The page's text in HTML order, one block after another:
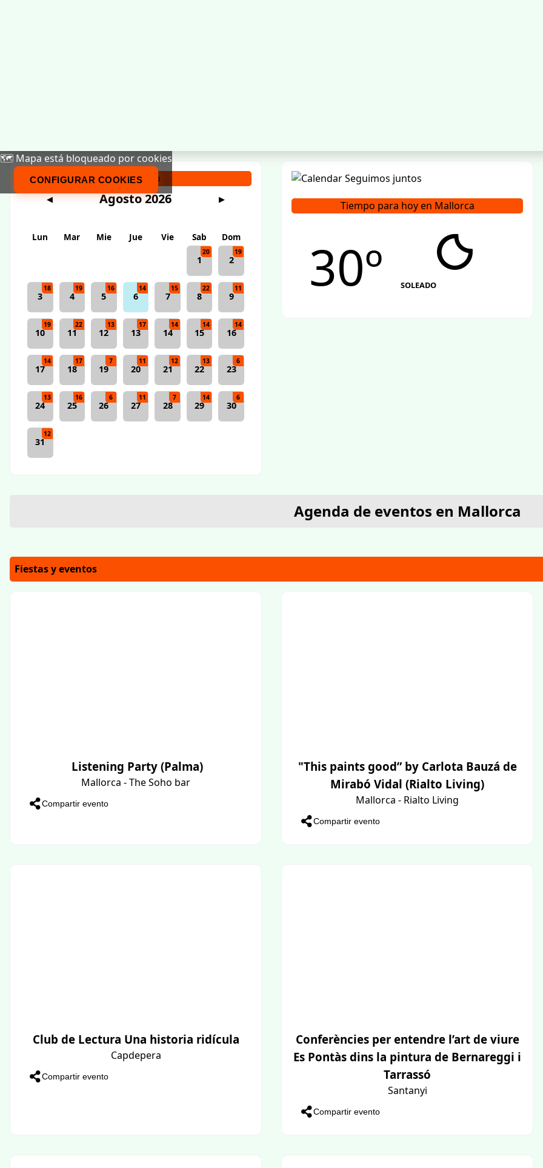
🗺️ Mapa está bloqueado por cookies
CONFIGURAR COOKIES
Calendario
◀ Agosto 2026 ▶
Lun Mar Mie Jue Vie Sab
Dom
1
20
2
19
3
18
4
19
5
16
6
14
7
15
8
22
9
11
10
19
11
22
12
13
13
17
14
14
15
14
16
14
17
14
18
17
19
7
20
11
21
12
22
13
23
6
24
13
25
16
26
6
27
11
28
7
29
14
30
6
31
12
Tiempo para hoy en Mallorca
30º SOLEADO
Agenda de eventos en Mallorca
Fiestas y eventos
Listening Party (Palma)
Mallorca - The Soho bar
Compartir evento
"This paints good” by Carlota Bauzá de
Mirabó Vidal (Rialto Living)
Mallorca - Rialto Living
Compartir evento
Club de Lectura Una historia ridícula
Capdepera
Compartir evento
Conferències per entendre l’art de viure
Es Pontàs dins la pintura de Bernareggi i
Tarrassó
Santanyi
Compartir evento